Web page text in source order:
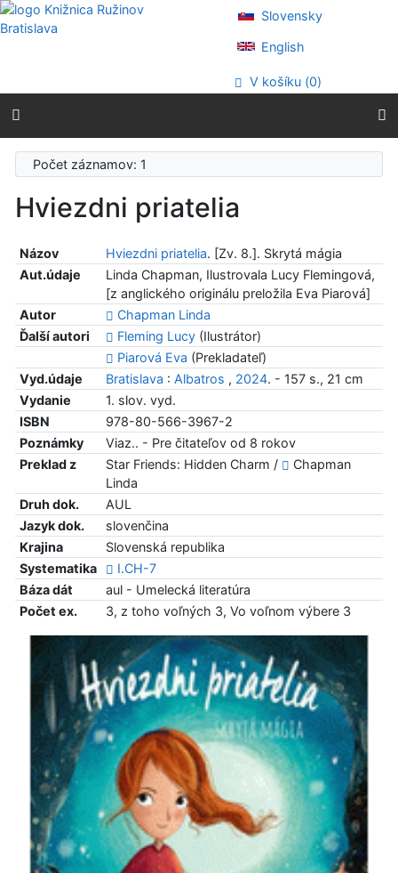
Prejsť na obsah
Prejsť na menu
Prehlásenie o webovej prístupnosti
Slovensky
English
V košíku (0)
Počet záznamov: 1
Hviezdni priatelia
Názov Hviezdni priatelia. [Zv. 8.]. Skrytá mágia
Aut.údaje
Linda Chapman, Ilustrovala Lucy Flemingová,
[z anglického originálu preložila Eva Piarová]
Autor
Chapman Linda
Ďalší autori
Fleming Lucy(Ilustrátor)
Piarová Eva (Prekladateľ)
Vyd.údaje
Bratislava : Albatros , 2024. - 157 s., 21 cm
Vydanie
1. slov. vyd.
ISBN
978-80-566-3967-2
Poznámky
Viaz.. - Pre čitateľov od 8 rokov
Preklad z
Star Friends: Hidden Charm /
Chapman
Linda
Druh dok.
AUL
Jazyk dok.
slovenčina
Krajina
Slovenská republika
Systematika
I.CH-7
Báza dát
aul - Umelecká literatúra
Počet ex.
3, z toho voľných 3, Vo voľnom výbere 3